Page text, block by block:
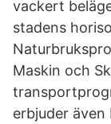
vackert
stadens
Maskin och
erbjuder